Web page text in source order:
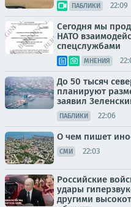
ПАБЛИКИ 22:09
Сегодня мы
НАТО
спецслужбами
МНЕНИЯ
До 50 тысяч
планируют
заявил
ПАБЛИКИ 22:06
О чем пишет
СМИ 22:03
Российские
удары
другими